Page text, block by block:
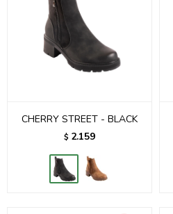
CHERRY STREET - BLACK
$ 2.159